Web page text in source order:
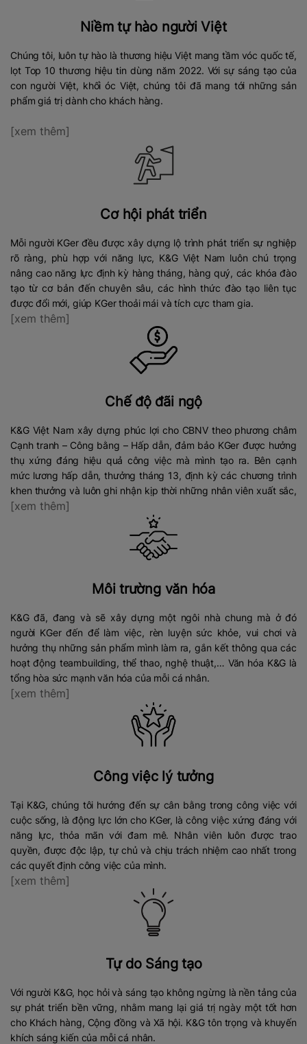
Niềm tự hào người Việt
Chúng tôi, luôn tự hào là thương hiệu Việt mang tầm vóc quốc tế,
lọt Top 10 thương hiệu tin dùng năm 2022. Với sự sáng tạo của
con người Việt, khối óc Việt, chúng tôi đã mang tới những sản
phẩm giá trị dành cho khách hàng.
[xem thêm]
Cơ hội phát triển
Mỗi người KGer đều được xây dựng lộ trình phát triển sự nghiệp
rõ ràng, phù hợp với năng lực, K&G Việt Nam luôn chú trọng
nâng cao năng lực định kỳ hàng tháng, hàng quý, các khóa đào
tạo từ cơ bản đến chuyên sâu, các hình thức đào tạo liên tục
được đổi mới, giúp KGer thoải mái và tích cực tham gia.
[xem thêm]
Chế độ đãi ngộ
K&G Việt Nam xây dựng phúc lợi cho CBNV theo phương châm
Cạnh tranh – Công bằng – Hấp dẫn, đảm bảo KGer được hưởng
thụ xứng đáng hiệu quả công việc mà mình tạo ra. Bên cạnh
mức lương hấp dẫn, thưởng tháng 13, định kỳ các chương trình
khen thưởng và luôn ghi nhận kịp thời những nhân viên xuất sắc,
tạo động lực mạnh mẽ để tiếp tục phấn đấu.
[xem thêm]
Môi trường văn hóa
K&G đã, đang và sẽ xây dựng một ngôi nhà chung mà ở đó
người KGer đến để làm việc, rèn luyện sức khỏe, vui chơi và
hưởng thụ những sản phẩm mình làm ra, gắn kết thông qua các
hoạt động teambuilding, thể thao, nghệ thuật,… Văn hóa K&G là
tổng hòa sức mạnh văn hóa của mỗi cá nhân.
[xem thêm]
Công việc lý tưởng
Tại K&G, chúng tôi hướng đến sự cân bằng trong công việc với
cuộc sống, là động lực lớn cho KGer, là công việc xứng đáng với
năng lực, thỏa mãn với đam mê. Nhân viên luôn được trao
quyền, được độc lập, tự chủ và chịu trách nhiệm cao nhất trong
các quyết định công việc của mình.
[xem thêm]
Tự do Sáng tạo
Với người K&G, học hỏi và sáng tạo không ngừng là nền tảng của
sự phát triển bền vững, nhằm mang lại giá trị ngày một tốt hơn
cho Khách hàng, Cộng đồng và Xã hội. K&G tôn trọng và khuyến
khích sáng kiến của mỗi cá nhân.